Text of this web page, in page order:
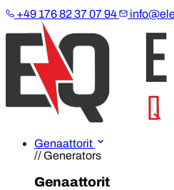
+49 176 82 37 07 94
Genaattorit
// Generators
Genaattorit